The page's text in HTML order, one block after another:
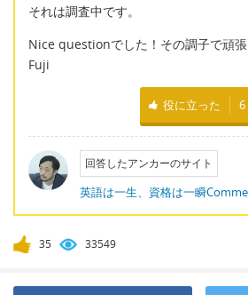
それは調査中です。
Nice questionでした！その調子で頑張
Fuji
役に立った 6
回答したアンカーのサイト
英語は一生、資格は一瞬
35 33549